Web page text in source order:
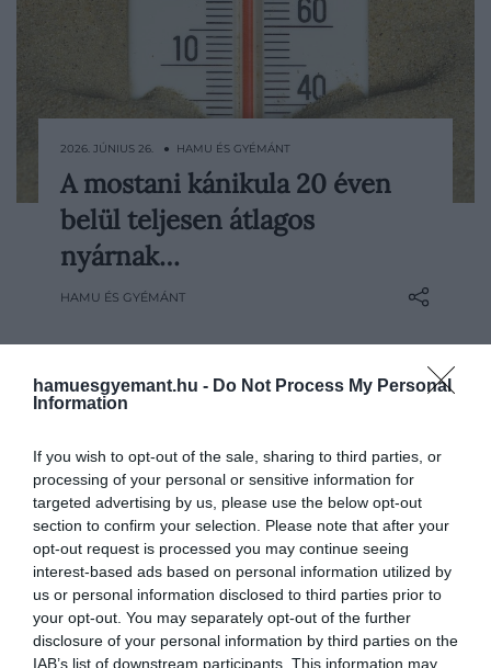
hamuesgyemant.hu - Do Not Process My Personal
Information
If you wish to opt-out of the sale, sharing to third parties, or
processing of your personal or sensitive information for
targeted advertising by us, please use the below opt-out
section to confirm your selection. Please note that after your
opt-out request is processed you may continue seeing
interest-based ads based on personal information utilized by
us or personal information disclosed to third parties prior to
your opt-out. You may separately opt-out of the further
disclosure of your personal information by third parties on the
IAB’s list of downstream participants. This information may
Az elmúlt napok hősége sokak számára
már most is nehezen elviselhető. Egy
tudományos kutatás szerint viszont
néhány évtized múlva rendszeresen
ismétlődhetnek azok a nyarak, amelyeket
nyári…
2026. JÚNIUS 26. ● HAMU ÉS GYÉMÁNT
A mostani kánikula 20 éven
belül teljesen átlagos
nyárnak…
HAMU ÉS GYÉMÁNT